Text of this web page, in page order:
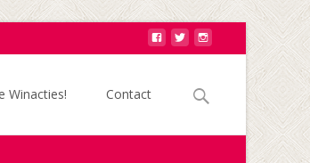
Winacties! Contact
Zoek
naar: